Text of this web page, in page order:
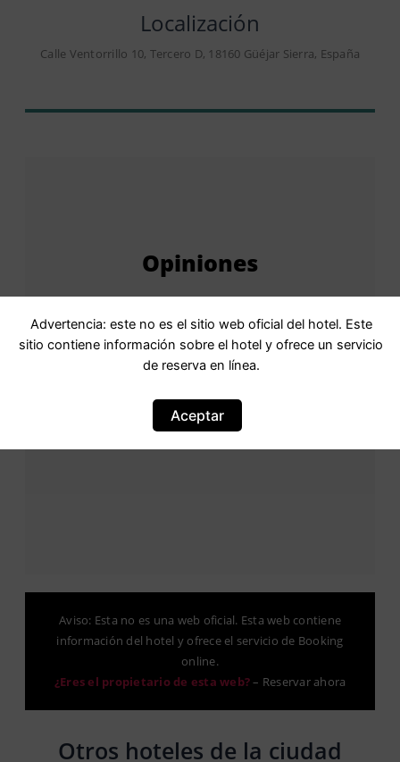
Localización
Calle Ventorrillo 10, Tercero D, 18160 Güéjar Sierra, España
Opiniones
PuntuaciónPuntuación: 9.3
9,3Valoración: fantástico Fantástico · 35
35 comentarios
Aviso: Esta no es una web oficial. Esta web contiene
información del hotel y ofrece el servicio de Booking
online.
¿Eres el propietario de esta web?– Reservar ahora
Otros hoteles de la ciudad
Advertencia: este no es el sitio web oficial del hotel. Este
sitio contiene información sobre el hotel y ofrece un servicio
de reserva en línea.
Aceptar